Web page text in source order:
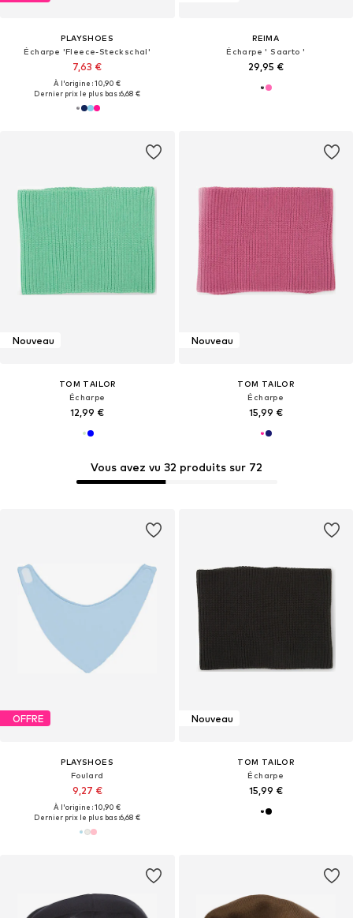
PLAYSHOES
Écharpe 'Fleece-Steckschal'
7,63 €
À l'origine : 10,90 €
Dernier prix le plus bas :6,68 €
REIMA
Écharpe ' Saarto '
29,95 €
Nouveau
TOM TAILOR
Écharpe
12,99 €
Nouveau
TOM TAILOR
Écharpe
15,99 €
OFFRE
PLAYSHOES
Foulard
9,27 €
À l'origine : 10,90 €
Dernier prix le plus bas :6,68 €
Vous avez vu 32 produits sur 72
Nouveau
TOM TAILOR
Écharpe
15,99 €